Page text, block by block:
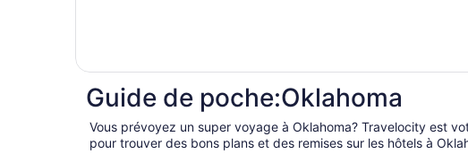
Guide de poche:Oklahoma
Vous prévoyez un super voyage à Oklahoma? Travelocity est votre meilleur resource
pour trouver des bons plans et des remises sur les hôtels à